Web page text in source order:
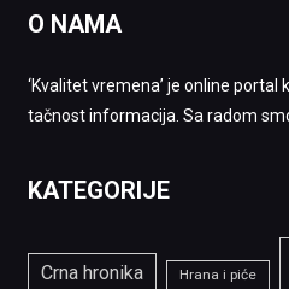
O NAMA
‘Kvalitet vremena’ je online portal
tačnost informacija. Sa radom
KATEGORIJE
Crna hronika Hrana i piće